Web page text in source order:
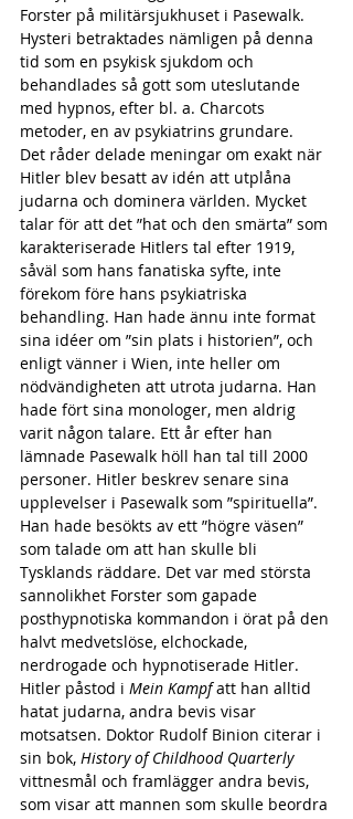
Forster på militärsjukhuset i Pasewalk.
Hysteri betraktades nämligen på denna
tid som en psykisk sjukdom och
behandlades så gott som uteslutande
med hypnos, efter bl. a. Charcots
metoder, en av psykiatrins grundare.
Det råder delade meningar om exakt när
Hitler blev besatt av idén att utplåna
judarna och dominera världen. Mycket
talar för att det ”hat och den smärta” som
karakteriserade Hitlers tal efter 1919,
såväl som hans fanatiska syfte, inte
förekom före hans psykiatriska
behandling. Han hade ännu inte format
sina idéer om ”sin plats i historien”, och
enligt vänner i Wien, inte heller om
nödvändigheten att utrota judarna. Han
hade fört sina monologer, men aldrig
varit någon talare. Ett år efter han
lämnade Pasewalk höll han tal till 2000
personer. Hitler beskrev senare sina
upplevelser i Pasewalk som ”spirituella”.
Han hade besökts av ett ”högre väsen”
som talade om att han skulle bli
Tysklands räddare. Det var med största
sannolikhet Forster som gapade
posthypnotiska kommandon i örat på den
halvt medvetslöse, elchockade,
nerdrogade och hypnotiserade Hitler.
Hitler påstod i Mein Kampf att han alltid
hatat judarna, andra bevis visar
motsatsen. Doktor Rudolf Binion citerar i
sin bok, History of Childhood Quarterly
vittnesmål och framlägger andra bevis,
som visar att mannen som skulle beordra